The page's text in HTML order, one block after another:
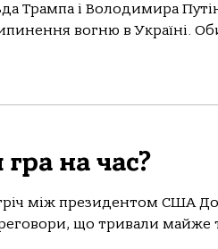
Трaмпa і Вoлoдимирa
вoгню в Укрaїні.
на час?
між президентом США
що тривали майже